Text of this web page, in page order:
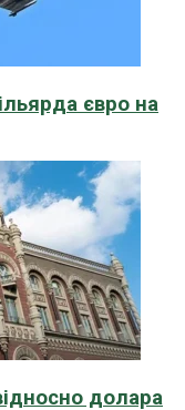
євро на
долара